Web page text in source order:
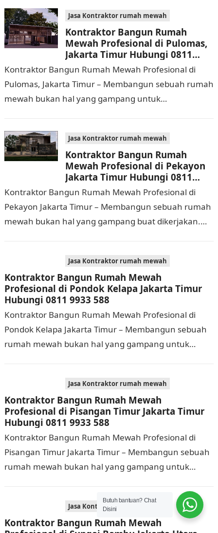
Jasa Kontraktor rumah mewah
Kontraktor Bangun Rumah
Mewah Profesional di Pulomas,
Jakarta Timur Hubungi 0811
9933 588
Kontraktor Bangun Rumah Mewah Profesional di
Pulomas, Jakarta Timur – Membangun sebuah rumah
mewah bukan hal yang gampang untuk
Jasa Kontraktor rumah mewah
Kontraktor Bangun Rumah
Mewah Profesional di Pekayon
Jakarta Timur Hubungi 0811
9933 588
Kontraktor Bangun Rumah Mewah Profesional di
Pekayon Jakarta Timur – Membangun sebuah rumah
mewah bukan hal yang gampang buat dikerjakan.
Jasa Kontraktor rumah mewah
Kontraktor Bangun Rumah Mewah
Profesional di Pondok Kelapa Jakarta Timur
Hubungi 0811 9933 588
Kontraktor Bangun Rumah Mewah Profesional di
Pondok Kelapa Jakarta Timur – Membangun sebuah
rumah mewah bukan hal yang gampang untuk
Jasa Kontraktor rumah mewah
Kontraktor Bangun Rumah Mewah
Profesional di Pisangan Timur Jakarta Timur
Hubungi 0811 9933 588
Kontraktor Bangun Rumah Mewah Profesional di
Pisangan Timur Jakarta Timur – Membangun sebuah
rumah mewah bukan hal yang gampang untuk
Jasa Kontraktor rumah mewah
Kontraktor Bangun Rumah Mewah
Butuh bantuan? Chat
Disini